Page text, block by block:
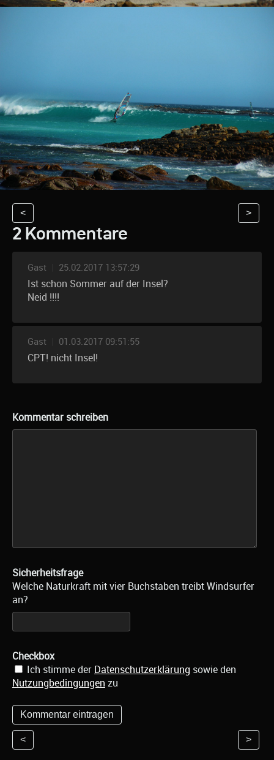
< >
2 Kommentare
Gast 25.02.2017 13:57:29
Ist schon Sommer auf der Insel?
Neid !!!!
Gast 01.03.2017 09:51:55
CPT! nicht Insel!
Kommentar schreiben
Sicherheitsfrage
Welche Naturkraft mit vier Buchstaben treibt Windsurfer
an?
Checkbox
Ich stimme der Datenschutzerklärung sowie den
Nutzungbedingungen zu
< >